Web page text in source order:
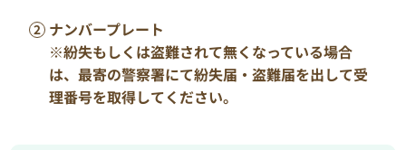
ナンバープレート
※紛失もしくは盗難されて無くなっている場合
は、最寄の警察署にて紛失届・盗難届を出して受
理番号を取得してください。